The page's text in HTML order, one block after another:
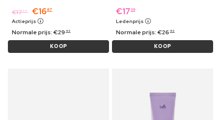
€1739 €16 87
Actieprijs
Normale prijs:€29 49
KOOP
€17 39
Ledenprijs
Normale prijs:€26 49
KOOP